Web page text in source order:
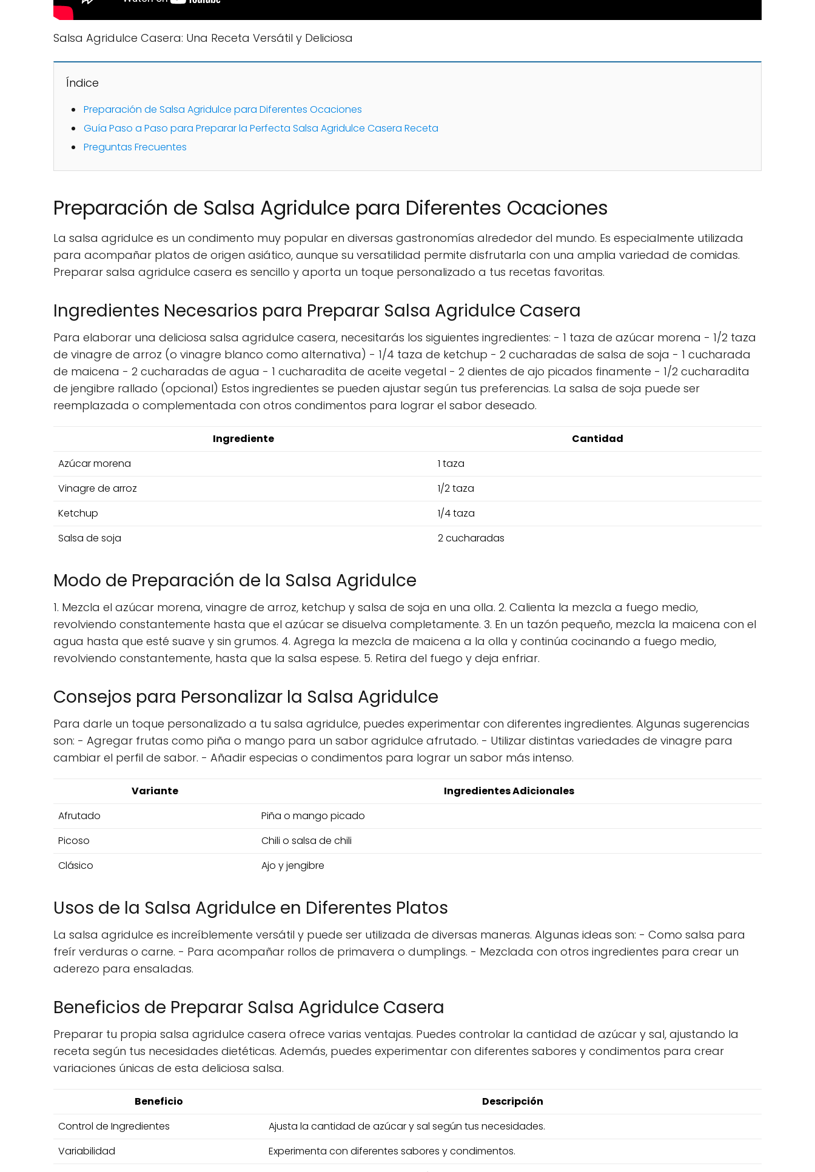
Salsa Agridulce Casera: Una Receta Versátil y Deliciosa
Índice
Preparación de Salsa Agridulce para Diferentes Ocaciones
Guía Paso a Paso para Preparar la Perfecta Salsa Agridulce Casera Receta
Preguntas Frecuentes
Preparación de Salsa Agridulce para Diferentes Ocaciones
La salsa agridulce es un condimento muy popular en diversas gastronomías alrededor del mundo. Es especialmente utilizada
para acompañar platos de origen asiático, aunque su versatilidad permite disfrutarla con una amplia variedad de comidas.
Preparar salsa agridulce casera es sencillo y aporta un toque personalizado a tus recetas favoritas.
Ingredientes Necesarios para Preparar Salsa Agridulce Casera
Para elaborar una deliciosa salsa agridulce casera, necesitarás los siguientes ingredientes: - 1 taza de azúcar morena - 1/2 taza
de vinagre de arroz (o vinagre blanco como alternativa) - 1/4 taza de ketchup - 2 cucharadas de salsa de soja - 1 cucharada
de maicena - 2 cucharadas de agua - 1 cucharadita de aceite vegetal - 2 dientes de ajo picados finamente - 1/2 cucharadita
de jengibre rallado (opcional) Estos ingredientes se pueden ajustar según tus preferencias. La salsa de soja puede ser
reemplazada o complementada con otros condimentos para lograr el sabor deseado.
Ingrediente
Cantidad
Azúcar morena
1 taza
Vinagre de arroz
1/2 taza
Ketchup
1/4 taza
Salsa de soja
2 cucharadas
Modo de Preparación de la Salsa Agridulce
1. Mezcla el azúcar morena, vinagre de arroz, ketchup y salsa de soja en una olla. 2. Calienta la mezcla a fuego medio,
revolviendo constantemente hasta que el azúcar se disuelva completamente. 3. En un tazón pequeño, mezcla la maicena con el
agua hasta que esté suave y sin grumos. 4. Agrega la mezcla de maicena a la olla y continúa cocinando a fuego medio,
revolviendo constantemente, hasta que la salsa espese. 5. Retira del fuego y deja enfriar.
Consejos para Personalizar la Salsa Agridulce
Para darle un toque personalizado a tu salsa agridulce, puedes experimentar con diferentes ingredientes. Algunas sugerencias
son: - Agregar frutas como piña o mango para un sabor agridulce afrutado. - Utilizar distintas variedades de vinagre para
cambiar el perfil de sabor. - Añadir especias o condimentos para lograr un sabor más intenso.
Variante
Ingredientes Adicionales
Afrutado
Piña o mango picado
Picoso
Chili o salsa de chili
Clásico
Ajo y jengibre
Usos de la Salsa Agridulce en Diferentes Platos
La salsa agridulce es increíblemente versátil y puede ser utilizada de diversas maneras. Algunas ideas son: - Como salsa para
freír verduras o carne. - Para acompañar rollos de primavera o dumplings. - Mezclada con otros ingredientes para crear un
aderezo para ensaladas.
Beneficios de Preparar Salsa Agridulce Casera
Preparar tu propia salsa agridulce casera ofrece varias ventajas. Puedes controlar la cantidad de azúcar y sal, ajustando la
receta según tus necesidades dietéticas. Además, puedes experimentar con diferentes sabores y condimentos para crear
variaciones únicas de esta deliciosa salsa.
Beneficio
Descripción
Control de Ingredientes
Ajusta la cantidad de azúcar y sal según tus necesidades.
Variabilidad
Experimenta con diferentes sabores y condimentos.